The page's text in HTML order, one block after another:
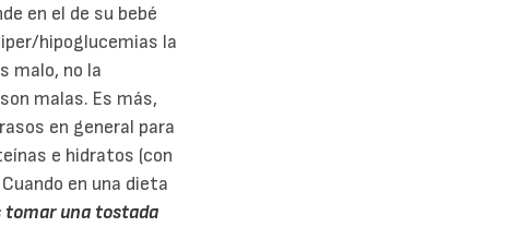
en el de su bebé
hipoglucemias la
malo, no la
malas. Es más,
en general para
e hidratos (con
en una dieta
tomar una tostada